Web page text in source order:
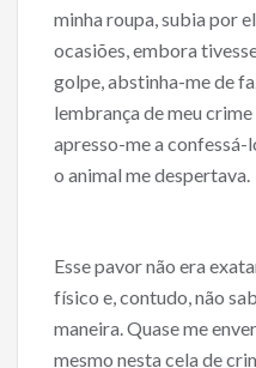
minha roupa, subia por
ocasiões, embora
golpe, abstinha-me de
lembrança de meu
apresso-me a confessá-
o animal me despertava.
Esse pavor não era
físico e, contudo, não
maneira. Quase me
mesmo nesta cela de